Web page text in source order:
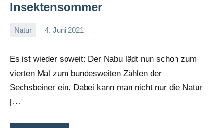
Insektensommer
Natur 4. Juni 2021
Es ist wieder soweit: Der Nabu lädt nun schon zum
vierten Mal zum bundesweiten Zählen der
Sechsbeiner ein. Dabei kann man nicht nur die Natur
[…]